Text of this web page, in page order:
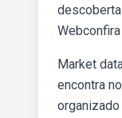
Market
encontra